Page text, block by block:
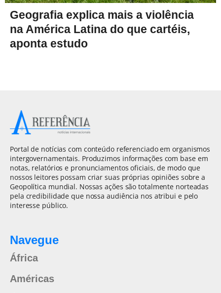
Geografia explica mais a violência
na América Latina do que cartéis,
aponta estudo
Portal de notícias com conteúdo referenciado em organismos
intergovernamentais. Produzimos informações com base em
notas, relatórios e pronunciamentos oficiais, de modo que
nossos leitores possam criar suas próprias opiniões sobre a
Geopolítica mundial. Nossas ações são totalmente norteadas
pela credibilidade que nossa audiência nos atribui e pelo
interesse público.
Navegue
África
Américas